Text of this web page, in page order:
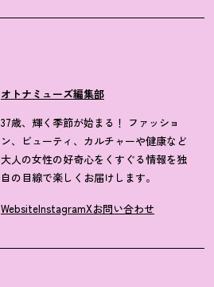
オトナミューズ編集部
37歳、輝く季節が始まる！ ファッショ
ン、ビューティ、カルチャーや健康など
大人の女性の好奇心をくすぐる情報を独
自の目線で楽しくお届けします。
WebsiteInstagramXお問い合わせ